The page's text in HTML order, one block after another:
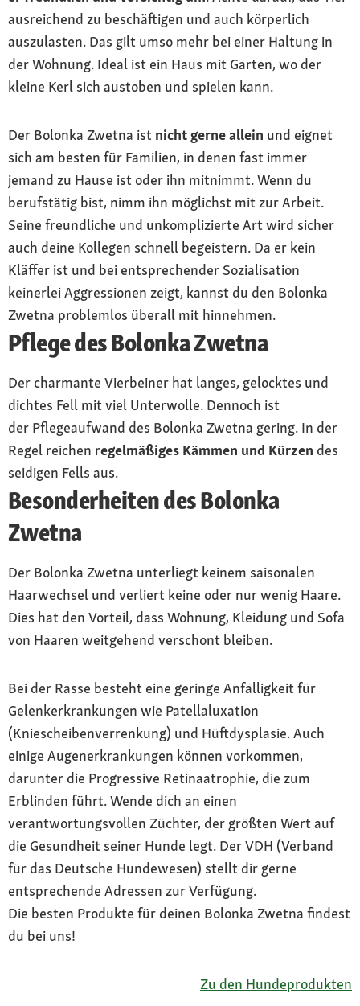
ausreichend zu beschäftigen und auch körperlich
auszulasten. Das gilt umso mehr bei einer Haltung in
der Wohnung. Ideal ist ein Haus mit Garten, wo der
kleine Kerl sich austoben und spielen kann.
Der Bolonka Zwetna ist nicht gerne allein und eignet
sich am besten für Familien, in denen fast immer
jemand zu Hause ist oder ihn mitnimmt. Wenn du
berufstätig bist, nimm ihn möglichst mit zur Arbeit.
Seine freundliche und unkomplizierte Art wird sicher
auch deine Kollegen schnell begeistern. Da er kein
Kläffer ist und bei entsprechender Sozialisation
keinerlei Aggressionen zeigt, kannst du den Bolonka
Zwetna problemlos überall mit hinnehmen.
Pflege des Bolonka Zwetna
Der charmante Vierbeiner hat langes, gelocktes und
dichtes Fell mit viel Unterwolle. Dennoch ist
der Pflegeaufwand des Bolonka Zwetna gering. In der
Regel reichen regelmäßiges Kämmen und Kürzen des
seidigen Fells aus.
Besonderheiten des Bolonka
Zwetna
Der Bolonka Zwetna unterliegt keinem saisonalen
Haarwechsel und verliert keine oder nur wenig Haare.
Dies hat den Vorteil, dass Wohnung, Kleidung und Sofa
von Haaren weitgehend verschont bleiben.
Bei der Rasse besteht eine geringe Anfälligkeit für
Gelenkerkrankungen wie Patellaluxation
(Kniescheibenverrenkung) und Hüftdysplasie. Auch
einige Augenerkrankungen können vorkommen,
darunter die Progressive Retinaatrophie, die zum
Erblinden führt. Wende dich an einen
verantwortungsvollen Züchter, der größten Wert auf
die Gesundheit seiner Hunde legt. Der VDH (Verband
für das Deutsche Hundewesen) stellt dir gerne
entsprechende Adressen zur Verfügung.
Die besten Produkte für deinen Bolonka Zwetna findest
du bei uns!
Zu den Hundeprodukten